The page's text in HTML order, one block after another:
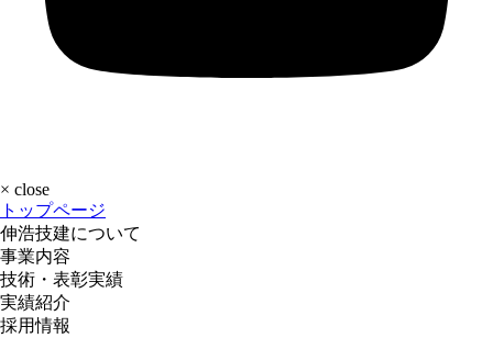
× close
トップページ
伸浩技建について
事業内容
技術・表彰実績
実績紹介
採用情報